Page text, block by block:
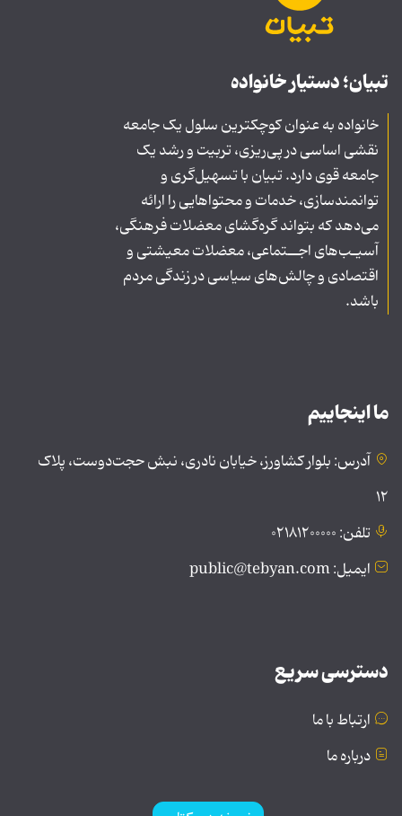
تبیان؛ دستیار خانواده
خانواده به عنوان کوچکترین سلول یک جامعه
نقشی اساسی در پی‌ریزی، تربیت و رشد یک
جامعه قوی دارد. تبیان با تسهیل‌گری و
توانمندسازی، خدمات و محتواهایی را ارائه
می‌دهد که بتواند گره‌گشای معضلات فرهنگی،
آسیـب‌های اجــتماعی، معضلات معیشتی و
اقتصادی و چالش‌های سیاسی در زندگی مردم
باشد.
ما اینجاییم
آدرس: بلوار کشاورز، خیابان نادری، نبش حجت‌دوست، پلاک
۱۲
تلفن: ۰۲۱۸۱۲۰۰۰۰۰
ایمیل: public@tebyan.com
دسترسی سریع
ارتباط با ما
درباره ما